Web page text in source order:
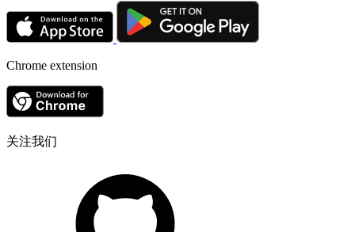
Chrome extension
关注我们